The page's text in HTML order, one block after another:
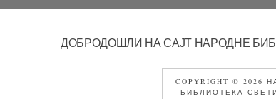
ДОБРОДОШЛИ НА САЈТ НАРОДНЕ
COPYRIGHT © 2026
БИБЛИОТЕКА